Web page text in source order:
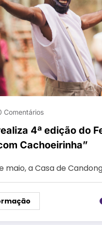
Comentários
4ª edição do
Cachoeirinha”
maio, a Casa de